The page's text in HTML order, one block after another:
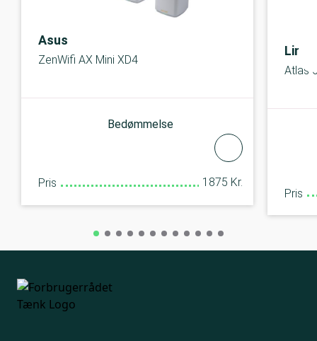
Asus
ZenWifi AX Mini XD4
Bedømmelse
Pris 1875 Kr.
Atlas
Pris